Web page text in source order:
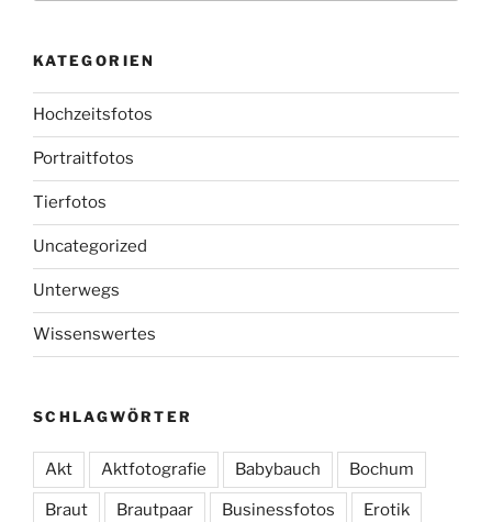
KATEGORIEN
Hochzeitsfotos
Portraitfotos
Tierfotos
Uncategorized
Unterwegs
Wissenswertes
SCHLAGWÖRTER
Akt Aktfotografie Babybauch Bochum
Braut Brautpaar Businessfotos Erotik